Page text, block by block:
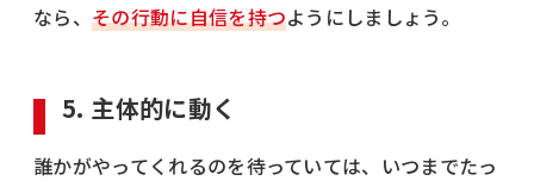
なら、 その行動に自信を持つようにしましょう。
5. 主体的に動く
誰かがやってくれるのを待っていては、いつまでたっ